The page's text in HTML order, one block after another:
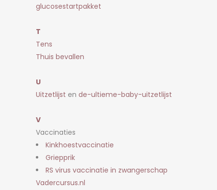
glucosestartpakket
T
Tens
Thuis bevallen
U
Uitzetlijst en de-ultieme-baby-uitzetlijst
V
Vaccinaties
Kinkhoestvaccinatie
Griepprik
RS virus vaccinatie in zwangerschap
Vadercursus.nl